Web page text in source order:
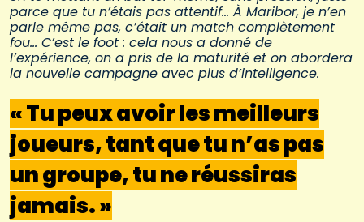
parce que tu n’étais pas attentif… À Maribor, je n’en
parle même pas, c’était un match complètement
fou… C’est le foot : cela nous a donné de
l’expérience, on a pris de la maturité et on abordera
la nouvelle campagne avec plus d’intelligence.
« Tu peux avoir les meilleurs
joueurs, tant que tu n’as pas
un groupe, tu ne réussiras
jamais. »